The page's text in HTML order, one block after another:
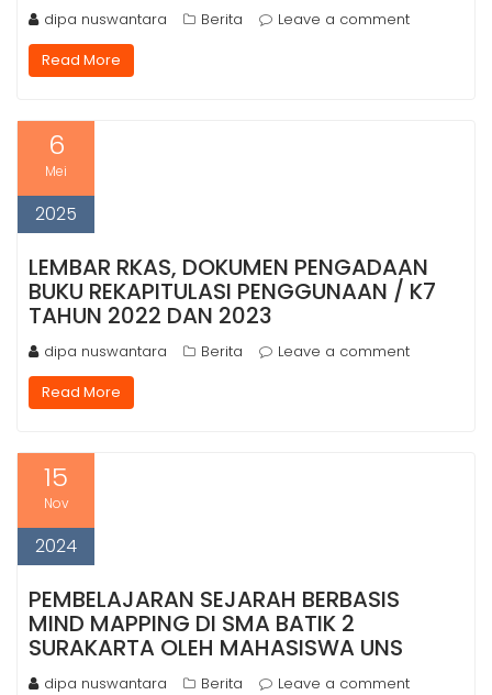
dipa nuswantara Berita
Leave a comment
Read More
6
Mei
2025
LEMBAR RKAS, DOKUMEN PENGADAAN
BUKU REKAPITULASI PENGGUNAAN / K7
TAHUN 2022 DAN 2023
dipa nuswantara Berita
Leave a comment
Read More
15
Nov
2024
PEMBELAJARAN SEJARAH BERBASIS
MIND MAPPING DI SMA BATIK 2
SURAKARTA OLEH MAHASISWA UNS
dipa nuswantara Berita Leave a comment